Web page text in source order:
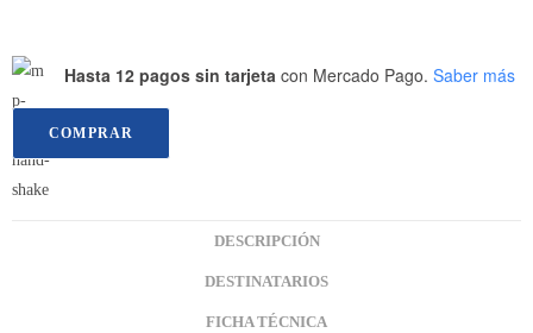
Hasta 12 pagos sin tarjeta con Mercado Pago. Saber más
COMPRAR
DESCRIPCIÓN
DESTINATARIOS
FICHA TÉCNICA